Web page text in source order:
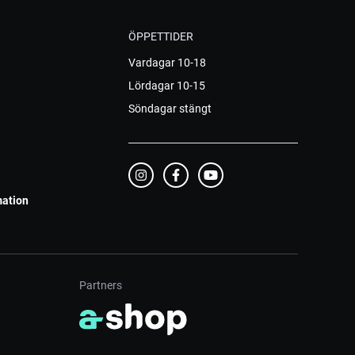
ÖPPETTIDER
Vardagar 10-18
Lördagar 10-15
Söndagar stängt
Partners